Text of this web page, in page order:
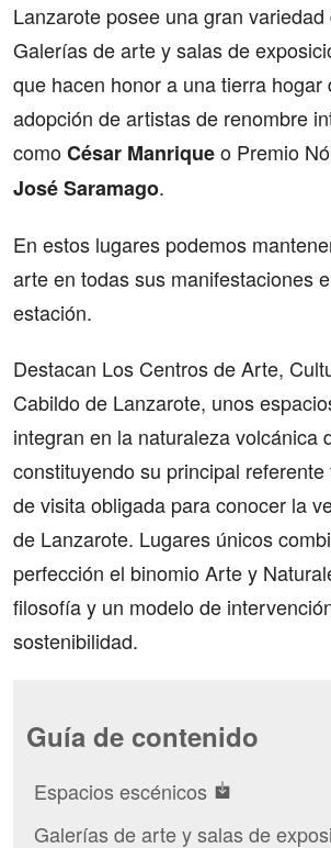
Lanzarote posee una gran
Galerías de arte y salas de
que hacen honor a una tierra hogar
adopción de artistas de renombre
comoCésar Manriqueo Premio
José Saramago.
En estos lugares podemos
arte en todas sus manifestaciones
estación.
Destacan Los Centros de Arte,
Cabildo de Lanzarote, unos
integran en la naturaleza volcánica
constituyendo su principal
de visita obligada para conocer la
de Lanzarote. Lugares únicos
perfección el binomio Arte y
filosofía y un modelo de
sostenibilidad.
Guía de contenido
Espacios escénicos
Galerías de arte y salas de